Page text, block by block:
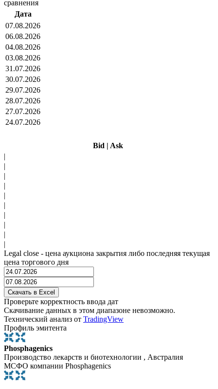
сравнения
Дата
07.08.2026
06.08.2026
04.08.2026
03.08.2026
31.07.2026
30.07.2026
29.07.2026
28.07.2026
27.07.2026
24.07.2026
Bid | Ask
|
|
|
|
|
|
|
|
|
|
Legal close - цена аукциона закрытия либо последняя текущая
цена торгового дня
Проверьте корректность ввода дат
Скачивание данных в этом диапазоне невозможно.
Технический анализ от TradingView
Профиль эмитента
Phosphagenics
Производство лекарств и биотехнологии , Австралия
МСФО компании Phosphagenics